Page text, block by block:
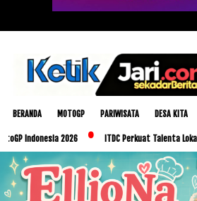
BERANDA MOTOGP PARIWISATA DESA KITA
2026 ITDC Perkuat Talenta Lokal dan